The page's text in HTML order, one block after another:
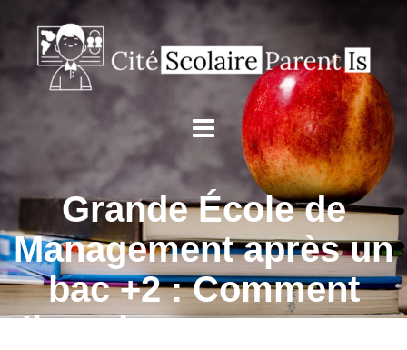
Grande École de
Management après un
bac +2 : Comment
s’inscrire aux concours